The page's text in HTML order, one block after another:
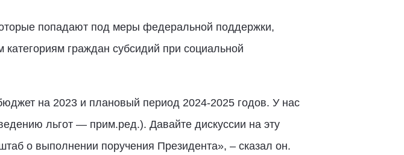
попадают под меры федеральной поддержки,
категориям граждан субсидий при социальной
на 2023 и плановый период 2024-2025 годов. У нас
льгот — прим.ред.). Давайте дискуссии на эту
о выполнении поручения Президента», – сказал он.